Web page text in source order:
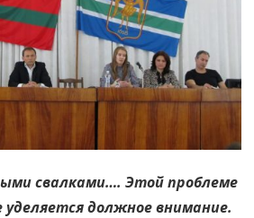
актуально
реально
свалками…. Этой проблеме
уделяется должное внимание.